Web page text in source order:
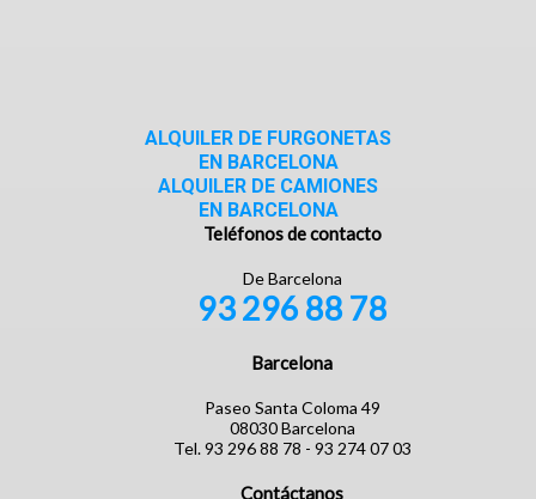
ALQUILER DE FURGONETAS
EN BARCELONA
ALQUILER DE CAMIONES
EN BARCELONA
Teléfonos de contacto
De Barcelona
93 296 88 78
Barcelona
Paseo Santa Coloma 49
08030 Barcelona
Tel. 93 296 88 78 - 93 274 07 03
Contáctanos